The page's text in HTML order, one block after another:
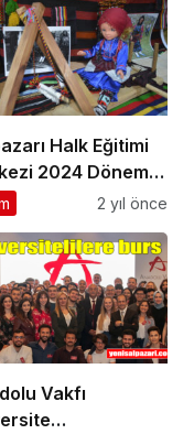
Halk Eğitimi
2024 Dönem
Sergisi göz2 yıl önce
Vakfı